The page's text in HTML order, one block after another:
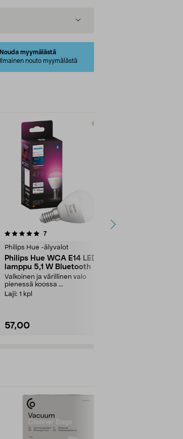
Nouda myymälästä
Ilmainen nouto myymälästä
7arvostelut
Philips Hue -älyvalot
Philips Hue WCA E14 LED-
lamppu 5,1 W Bluetooth
Valkoinen ja värillinen valo
pienessä koossa ...
Laji: 1 kpl
57,00
4.5 viidestä